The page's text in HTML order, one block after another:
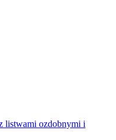
listwami ozdobnymi i